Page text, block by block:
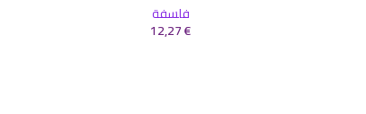
فلسفة
12,27€